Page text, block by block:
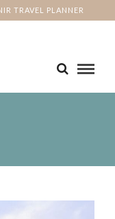
TRAVEL PLANNER